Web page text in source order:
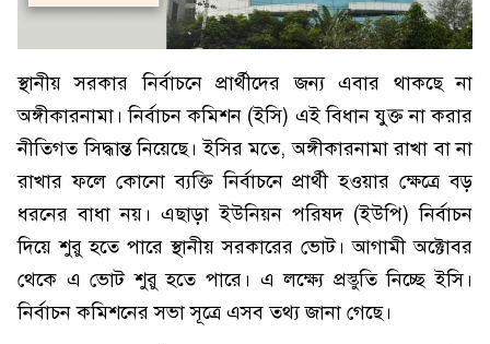
স্থানীয় সরকার নির্বাচনে প্রার্থীদের জন্য এবার থাকছে না
অঙ্গীকারনামা। নির্বাচন কমিশন (ইসি) এই বিধান যুক্ত না করার
নীতিগত সিদ্ধান্ত নিয়েছে। ইসির মতে, অঙ্গীকারনামা রাখা বা না
রাখার ফলে কোনো ব্যক্তি নির্বাচনে প্রার্থী হওয়ার ক্ষেত্রে বড়
ধরনের বাধা নয়। এছাড়া ইউনিয়ন পরিষদ (ইউপি) নির্বাচন
দিয়ে শুরু হতে পারে স্থানীয় সরকারের ভোট। আগামী অক্টোবর
থেকে এ ভোট শুরু হতে পারে। এ লক্ষ্যে প্রস্তুতি নিচ্ছে ইসি।
নির্বাচন কমিশনের সভা সূত্রে এসব তথ্য জানা গেছে।